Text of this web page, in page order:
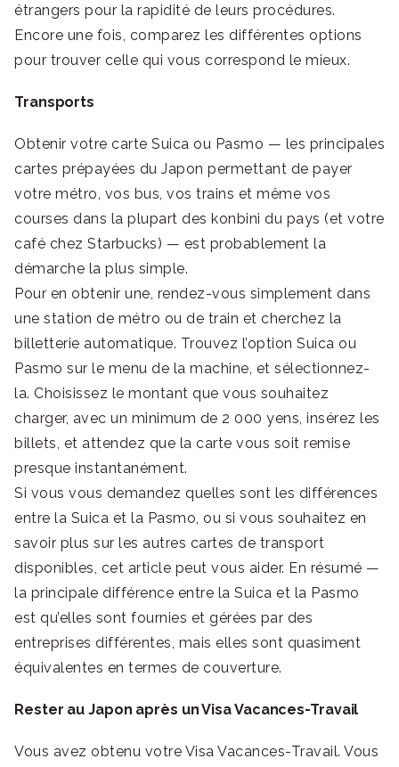
étrangers pour la rapidité de leurs procédures.
Encore une fois, comparez les différentes options
pour trouver celle qui vous correspond le mieux.
Transports
Obtenir votre carte Suica ou Pasmo — les principales
cartes prépayées du Japon permettant de payer
votre métro, vos bus, vos trains et même vos
courses dans la plupart des konbini du pays (et votre
café chez Starbucks) — est probablement la
démarche la plus simple.
Pour en obtenir une, rendez-vous simplement dans
une station de métro ou de train et cherchez la
billetterie automatique. Trouvez l’option Suica ou
Pasmo sur le menu de la machine, et sélectionnez-
la. Choisissez le montant que vous souhaitez
charger, avec un minimum de 2 000 yens, insérez les
billets, et attendez que la carte vous soit remise
presque instantanément.
Si vous vous demandez quelles sont les différences
entre la Suica et la Pasmo, ou si vous souhaitez en
savoir plus sur les autres cartes de transport
disponibles, cet article peut vous aider. En résumé —
la principale différence entre la Suica et la Pasmo
est qu’elles sont fournies et gérées par des
entreprises différentes, mais elles sont quasiment
équivalentes en termes de couverture.
Rester au Japon après un Visa Vacances-Travail
Vous avez obtenu votre Visa Vacances-Travail. Vous